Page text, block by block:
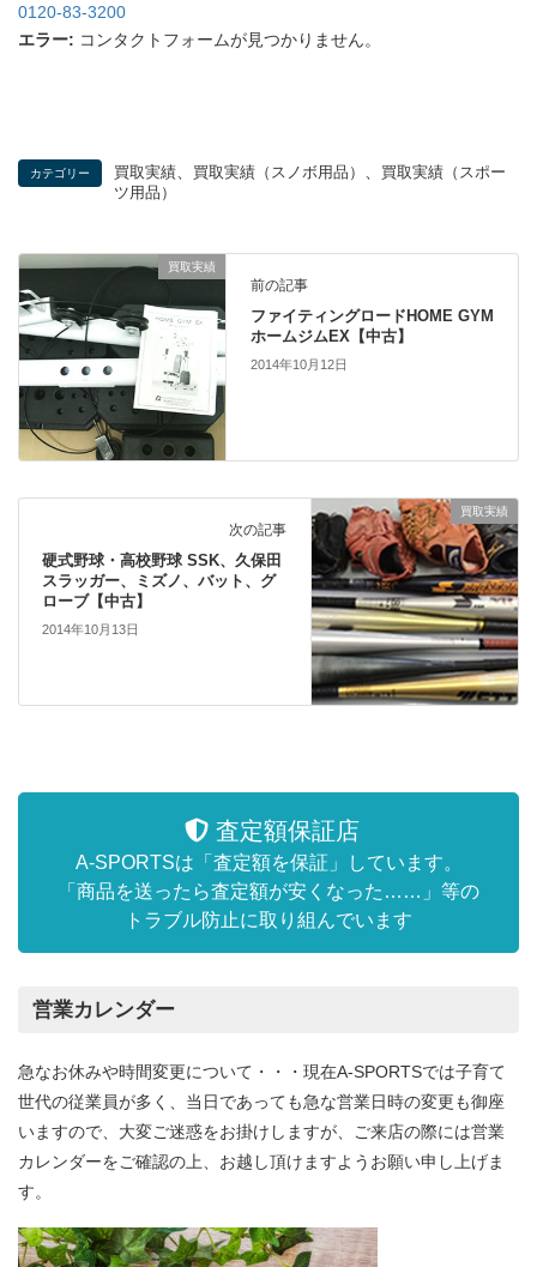
0120-83-3200
エラー: コンタクトフォームが見つかりません。
カテゴリー 買取実績 買取実績（スノボ用品）
買取実績（スポー
ツ用品）
買取実績
前の記事
ファイティングロードHOME GYM
ホームジムEX【中古】
2014年10月12日
買取実績
次の記事
硬式野球・高校野球 SSK、久保田
スラッガー、ミズノ、バット、グ
ローブ【中古】
2014年10月13日
査定額保証店
A-SPORTSは「査定額を保証」しています。
「商品を送ったら査定額が安くなった……」等の
トラブル防止に取り組んでいます
営業カレンダー
急なお休みや時間変更について・・・現在A-SPORTSでは子育て
世代の従業員が多く、当日であっても急な営業日時の変更も御座
いますので、大変ご迷惑をお掛けしますが、ご来店の際には営業
カレンダーをご確認の上、お越し頂けますようお願い申し上げま
す。